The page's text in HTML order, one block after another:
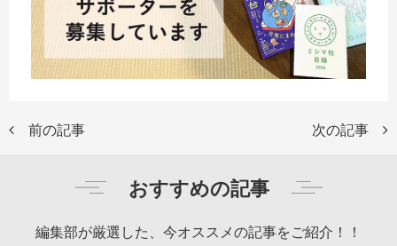
前の記事 次の記事
おすすめの記事
編集部が厳選した、今オススメの記事をご紹介！！